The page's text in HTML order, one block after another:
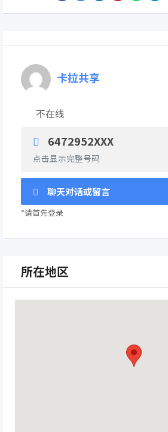
卡拉共享
不在线
6472952XXX
点击显示完整号码
聊天对话或留言
*请首先登录
所在地区